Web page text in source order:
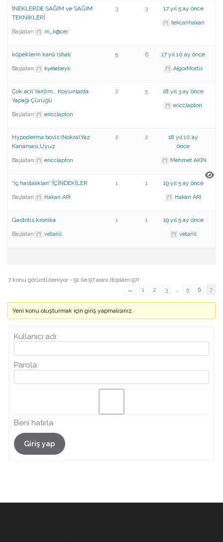
İNEKLERDE SAĞIM ve SAĞIM
TEKNİKLERİ
Başlatan: m_k@cer
3 3 17 yıl 5 ay önce
tekcanhakan
köpeklerin kanlı ishali
Başlatan: kyelebeyk
5 6 17 yıl 10 ay önce
AlgorMortis
Çok acil Yardım… Koyunlarda
Yapağı Çürüğü
Başlatan: ericclapton
2 5 18 yıl 3 ay önce
ericclapton
Hypoderma bovis (Nokra),Yaz
Kanaması,Uyuz
Başlatan: ericclapton
2 2
18 yıl 10 ay
önce
Mehmet AKIN
“iç hastalıkları” İÇİNDEKİLER
Başlatan: Hakan ARI
1 1 19 yıl 5 ay önce
Hakan ARI
Gastritis kronika
Başlatan: vetanil
1 1 19 yıl 5 ay önce
vetanil
7 konu görüntüleniyor - 91 ile 97 arası (toplam 97)
←
1 2 3 … 5 6 7
Yeni konu oluşturmak için giriş yapmalısınız.
Kullanıcı adı:
Parola:
Beni hatırla
Giriş yap